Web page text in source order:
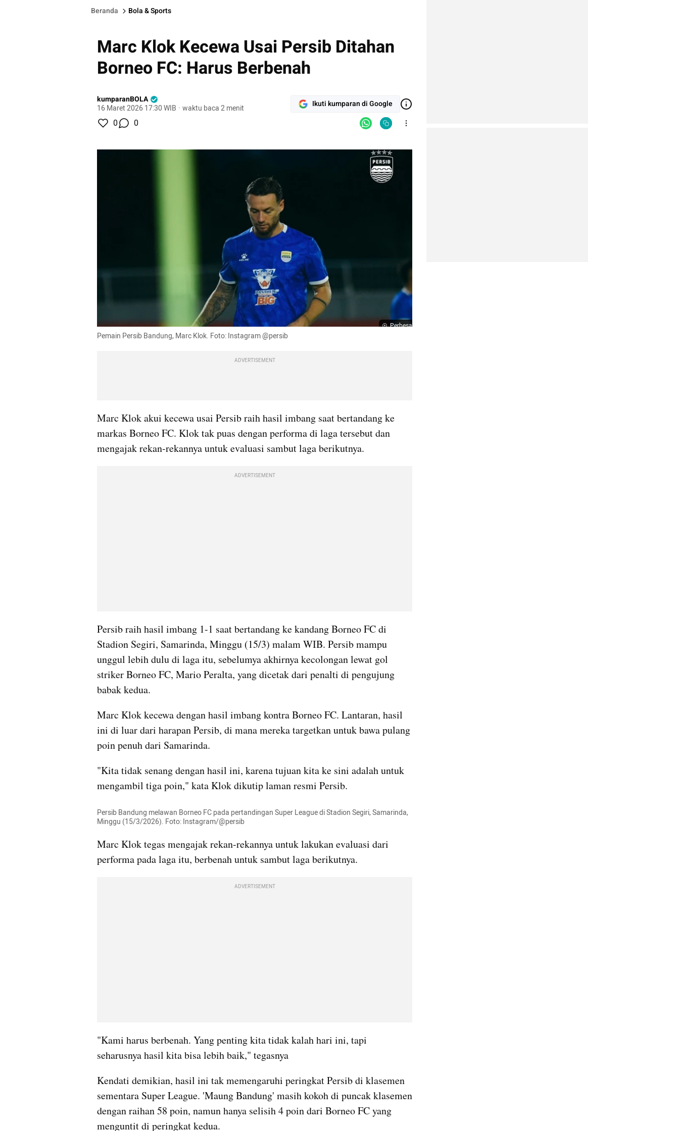
Beranda Bola & Sports
Marc Klok Kecewa Usai Persib Ditahan
Borneo FC: Harus Berbenah
kumparanBOLA
16 Maret 2026 17:30 WIB · waktu baca 2 menit Ikuti kumparan di Google
0 0
Perbesar
Pemain Persib Bandung, Marc Klok. Foto: Instagram @persib
ADVERTISEMENT
Marc Klok akui kecewa usai Persib raih hasil imbang saat bertandang ke
markas Borneo FC. Klok tak puas dengan performa di laga tersebut dan
mengajak rekan-rekannya untuk evaluasi sambut laga berikutnya.
ADVERTISEMENT
Persib raih hasil imbang 1-1 saat bertandang ke kandang Borneo FC di
Stadion Segiri, Samarinda, Minggu (15/3) malam WIB. Persib mampu
unggul lebih dulu di laga itu, sebelumya akhirnya kecolongan lewat gol
striker Borneo FC, Mario Peralta, yang dicetak dari penalti di pengujung
babak kedua.
Marc Klok kecewa dengan hasil imbang kontra Borneo FC. Lantaran, hasil
ini di luar dari harapan Persib, di mana mereka targetkan untuk bawa pulang
poin penuh dari Samarinda.
"Kita tidak senang dengan hasil ini, karena tujuan kita ke sini adalah untuk
mengambil tiga poin," kata Klok dikutip laman resmi Persib.
Persib Bandung melawan Borneo FC pada pertandingan Super League di Stadion Segiri, Samarinda,
Minggu (15/3/2026). Foto: Instagram/@persib
Marc Klok tegas mengajak rekan-rekannya untuk lakukan evaluasi dari
performa pada laga itu, berbenah untuk sambut laga berikutnya.
ADVERTISEMENT
"Kami harus berbenah. Yang penting kita tidak kalah hari ini, tapi
seharusnya hasil kita bisa lebih baik," tegasnya
Kendati demikian, hasil ini tak memengaruhi peringkat Persib di klasemen
sementara Super League. 'Maung Bandung' masih kokoh di puncak klasemen
dengan raihan 58 poin, namun hanya selisih 4 poin dari Borneo FC yang
menguntit di peringkat kedua.